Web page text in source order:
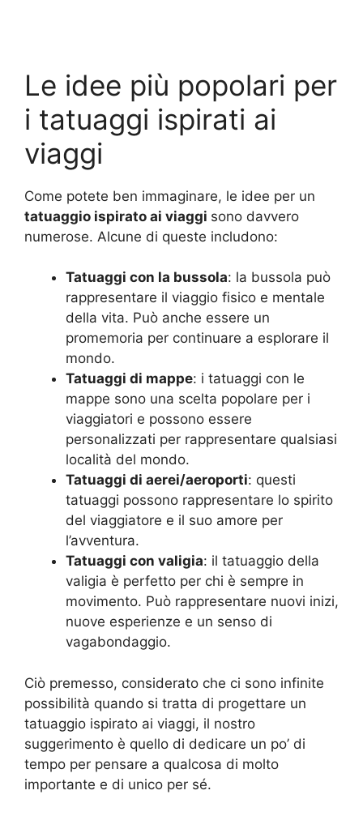
Le idee più popolari per
i tatuaggi ispirati ai
viaggi
Come potete ben immaginare, le idee per un
tatuaggio ispirato ai viaggi sono davvero
numerose. Alcune di queste includono:
Tatuaggi con la bussola: la bussola può
rappresentare il viaggio fisico e mentale
della vita. Può anche essere un
promemoria per continuare a esplorare il
mondo.
Tatuaggi di mappe: i tatuaggi con le
mappe sono una scelta popolare per i
viaggiatori e possono essere
personalizzati per rappresentare qualsiasi
località del mondo.
Tatuaggi di aerei/aeroporti: questi
tatuaggi possono rappresentare lo spirito
del viaggiatore e il suo amore per
l’avventura.
Tatuaggi con valigia: il tatuaggio della
valigia è perfetto per chi è sempre in
movimento. Può rappresentare nuovi inizi,
nuove esperienze e un senso di
vagabondaggio.
Ciò premesso, considerato che ci sono infinite
possibilità quando si tratta di progettare un
tatuaggio ispirato ai viaggi, il nostro
suggerimento è quello di dedicare un po’ di
tempo per pensare a qualcosa di molto
importante e di unico per sé.